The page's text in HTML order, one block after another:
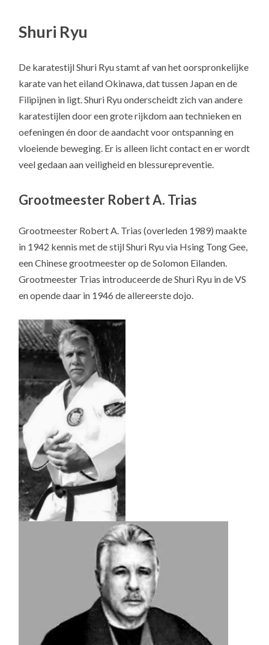
Shuri Ryu
De karatestijl Shuri Ryu stamt af van het oorspronkelijke
karate van het eiland Okinawa, dat tussen Japan en de
Filipijnen in ligt. Shuri Ryu onderscheidt zich van andere
karatestijlen door een grote rijkdom aan technieken en
oefeningen én door de aandacht voor ontspanning en
vloeiende beweging. Er is alleen licht contact en er wordt
veel gedaan aan veiligheid en blessurepreventie.
Grootmeester Robert A. Trias
Grootmeester Robert A. Trias (overleden 1989) maakte
in 1942 kennis met de stijl Shuri Ryu via Hsing Tong Gee,
een Chinese grootmeester op de Solomon Eilanden.
Grootmeester Trias introduceerde de Shuri Ryu in de VS
en opende daar in 1946 de allereerste dojo.